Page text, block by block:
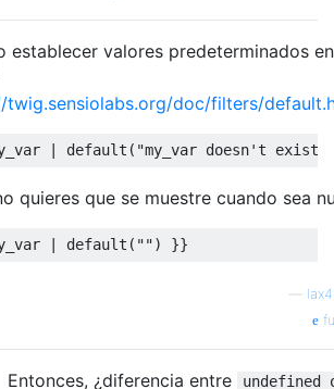
establecer valores predeterminados en
twig.sensiolabs.org/doc/filters/
| default ( "my_var doesn't exist"
quieres que se muestre cuando sea
| default ( "") }}
Entonces, ¿diferencia entre
undefined